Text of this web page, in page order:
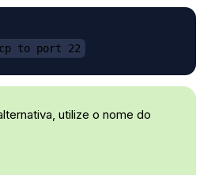
to port 22
utilize o nome do